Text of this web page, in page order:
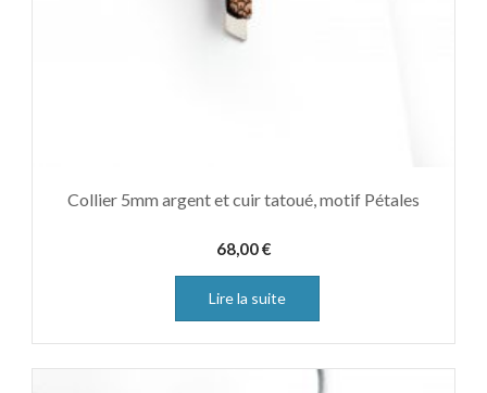
Collier 5mm argent et cuir tatoué, motif Pétales
68,00€
Lire la suite